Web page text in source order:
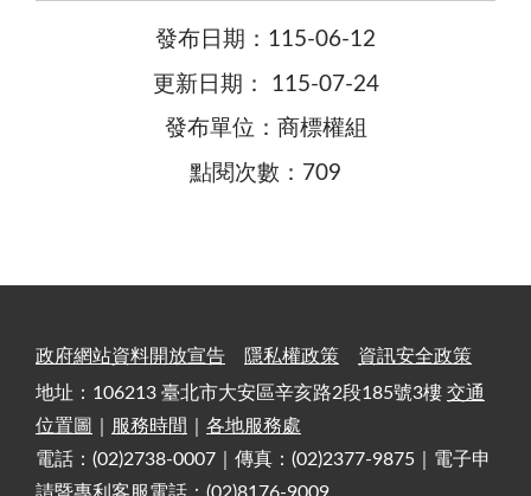
發布日期：115-06-12
更新日期： 115-07-24
發布單位：商標權組
點閱次數：709
政府網站資料開放宣告 隱私權政策
資訊安全政策
地址：106213 臺北市大安區辛亥路2段185號3樓 交通
位置圖
服務時間
各地服務處
電話：(02)2738-0007｜傳真：(02)2377-9875｜電子申